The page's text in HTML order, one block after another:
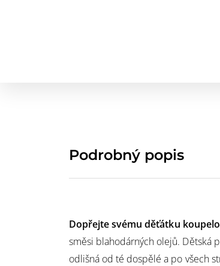
Podrobný popis
Dopřejte svému děťátku
směsi blahodárných olejů. Dětská
odlišná od té dospělé a po všech